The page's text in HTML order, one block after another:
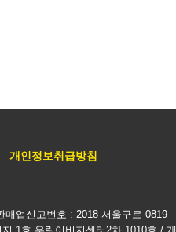
개인정보취급방침
업신고번호 : 2018-서울구로-0819